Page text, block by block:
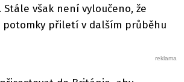
Stále však není vyloučeno, že
potomky přiletí v dalším průběhu